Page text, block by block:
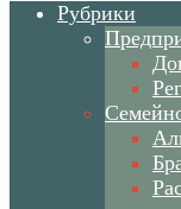
Рубрики